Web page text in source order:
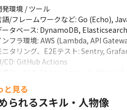
環境 / ツール
語/フレームワークなど: Go (Echo),
ータベース: DynamoDB,
ンフラ環境: AWS (Lambda, API
ニタリング、E2Eテスト: Sentry,
CD: GitHub Actions
と見る
られるスキル・人物像